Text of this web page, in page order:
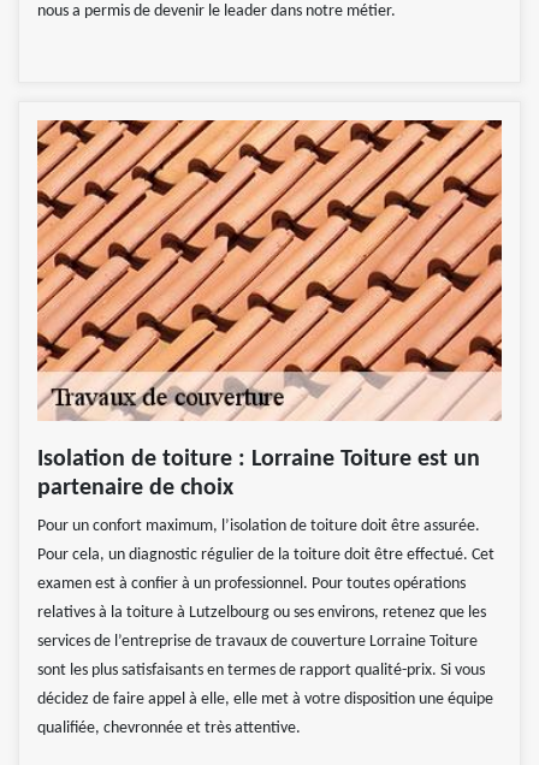
nous a permis de devenir le leader dans notre métier.
Isolation de toiture : Lorraine Toiture est un
partenaire de choix
Pour un confort maximum, l’isolation de toiture doit être assurée.
Pour cela, un diagnostic régulier de la toiture doit être effectué. Cet
examen est à confier à un professionnel. Pour toutes opérations
relatives à la toiture à Lutzelbourg ou ses environs, retenez que les
services de l’entreprise de travaux de couverture Lorraine Toiture
sont les plus satisfaisants en termes de rapport qualité-prix. Si vous
décidez de faire appel à elle, elle met à votre disposition une équipe
qualifiée, chevronnée et très attentive.